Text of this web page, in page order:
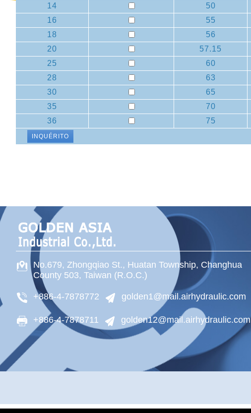
14
50
16
55
18
56
20
57.15
25
60
28
63
30
65
35
70
36
75
INQUÉRITO
No.679, Zhongqiao St., Huatan Township, Changhua
County 503, Taiwan (R.O.C.)
+886-4-7878772 golden1@mail.airhydraulic.com
+886-4-7878711 golden12@mail.airhydraulic.com